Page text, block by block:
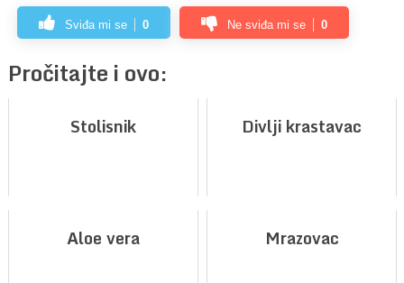
Sviđa mi se 0 Ne sviđa mi se 0
Pročitajte i ovo:
Stolisnik Divlji krastavac
Aloe vera Mrazovac